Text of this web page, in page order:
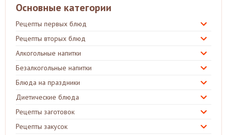
Основные категории
Рецепты первых блюд
Рецепты вторых блюд
Алкогольные напитки
Безалкогольные напитки
Блюда на праздники
Диетические блюда
Рецепты заготовок
Рецепты закусок